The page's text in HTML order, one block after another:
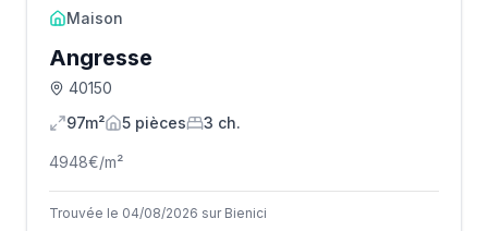
Maison
Angresse
40150
97m²
5 pièces 3 ch.
4948€/m²
Trouvée le 04/08/2026 sur Bienici